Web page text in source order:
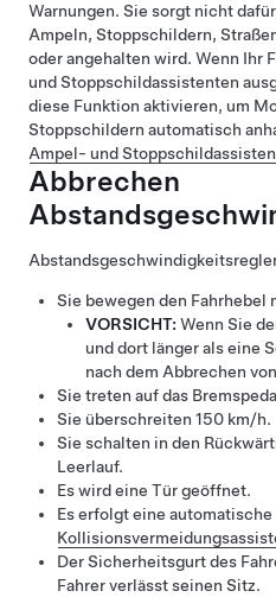
Warnungen. Sie sorgt nicht
Ampeln, Stoppschildern,
oder angehalten wird. Wenn Ihr
und Stoppschildassistenten
diese Funktion aktivieren, um
Stoppschildern automatisch
Ampel- und
Abbrechen
Sie bewegen den Fahrhebel
VORSICHT: Wenn Sie
und dort länger als eine
nach dem Abbrechen von
Sie treten auf das
Sie überschreiten 150 km/h.
Sie schalten in den
Leerlauf.
Es wird eine Tür geöffnet.
Es erfolgt eine
Der Sicherheitsgurt des
Fahrer verlässt seinen Sitz.